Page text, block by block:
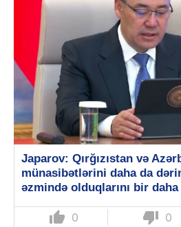
Japarov: Qırğızıstan və
münasibətlərini daha da
əzmində olduqlarını bir
thumb_up 0 thumb_down 0